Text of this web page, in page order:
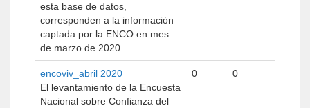
esta base de datos,
corresponden a la información
captada por la ENCO en mes
de marzo de 2020.
encoviv_abril 2020
El levantamiento de la Encuesta
Nacional sobre Confianza del
0 0